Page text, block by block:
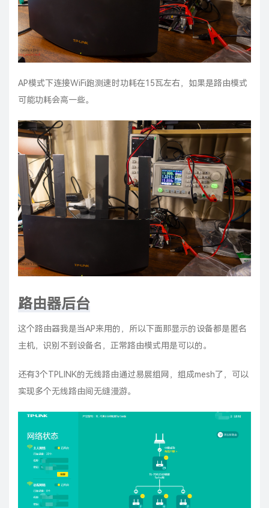
AP模式下连接WiFi跑测速时功耗在15瓦左右，如果是路由模式
可能功耗会高一些。
路由器后台
这个路由器我是当AP来用的，所以下面那显示的设备都是匿名
主机，识别不到设备名，正常路由模式用是可以的。
还有3个TPLINK的无线路由通过易展组网，组成mesh了，可以
实现多个无线路由间无缝漫游。